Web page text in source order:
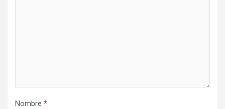
Nombre *